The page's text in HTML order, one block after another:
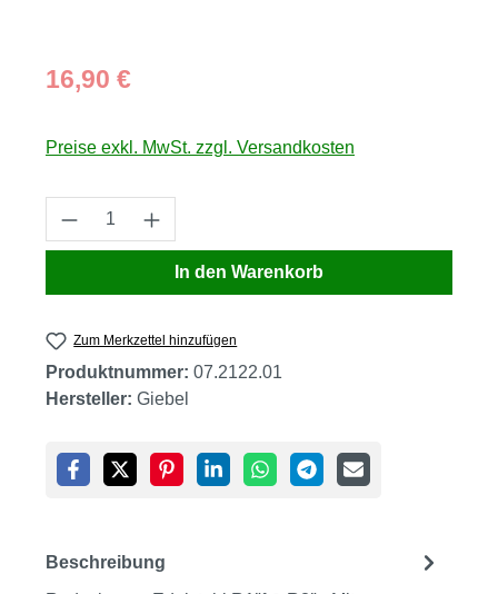
Regulärer Preis:
16,90 €
Preise exkl. MwSt. zzgl. Versandkosten
Produkt Anzahl: Gib den gewünschten
In den Warenkorb
Zum Merkzettel hinzufügen
Produktnummer: 07.2122.01
Hersteller: Giebel
Beschreibung